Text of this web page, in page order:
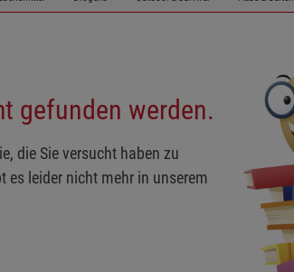
gefunden werden.
die Sie versucht haben zu
leider nicht mehr in unserem